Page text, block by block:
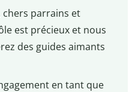
chers parrains et
est précieux et nous
des guides aimants
en tant que